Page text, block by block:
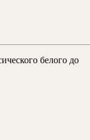
белого до